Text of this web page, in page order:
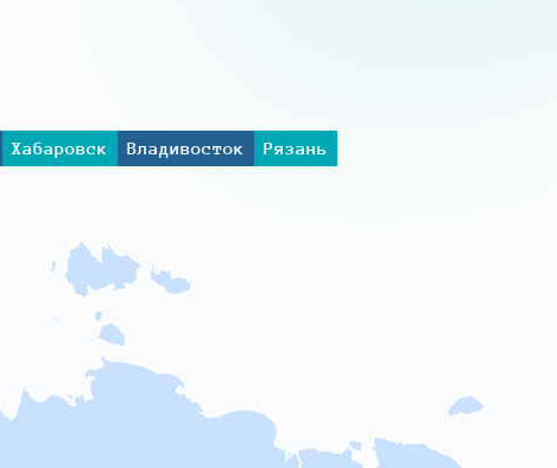
Хабаровск Владивосток
Рязань